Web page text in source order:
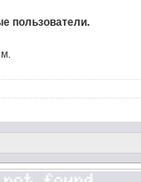
пользователи.